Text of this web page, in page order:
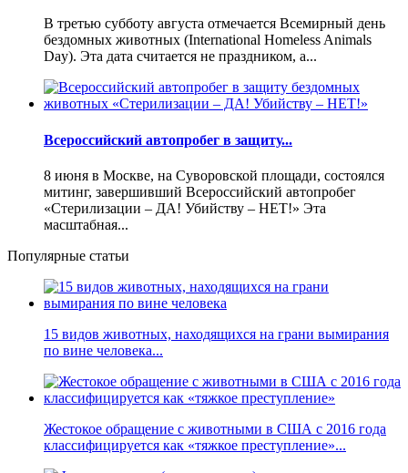
В третью субботу августа отмечается Всемирный день
бездомных животных (International Homeless Animals
Day). Эта дата считается не праздником, а...
Всероссийский автопробег в защиту...
8 июня в Москве, на Суворовской площади, состоялся
митинг, завершивший Всероссийский автопробег
«Стерилизации – ДА! Убийству – НЕТ!» Эта
масштабная...
Популярные статьи
15 видов животных, находящихся на грани вымирания
по вине человека...
Жестокое обращение с животными в США с 2016 года
классифицируется как «тяжкое преступление»...